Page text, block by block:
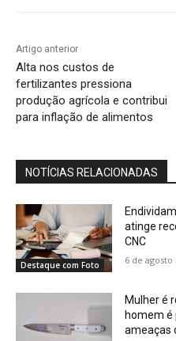
Artigo anterior
Alta nos custos de
fertilizantes pressiona
produção agrícola e contribui
para inflação de alimentos
NOTÍCIAS RELACIONADAS
Destaque com Foto
atinge
CNC
6 de agosto
Mulher é
homem é
ameaças